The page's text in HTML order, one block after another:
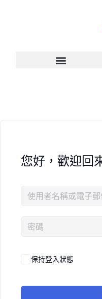
您好，歡迎回
保持登入狀態